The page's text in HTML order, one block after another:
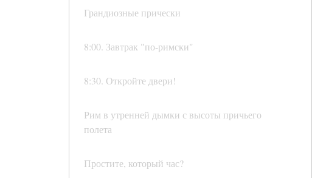
Грандиозные прически
8:00. Завтрак "по-римски"
8:30. Откройте двери!
Рим в утренней дымки с высоты причьего
полета
Простите, который час?